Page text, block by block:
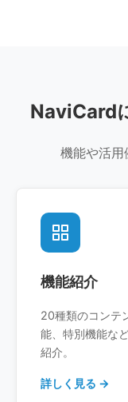
NaviCard
機能や活用
機能紹介
20種類のコンテ
能、特別機能な
紹介。
詳しく見る →